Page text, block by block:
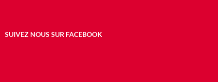
SUIVEZ NOUS SUR FACEBOOK